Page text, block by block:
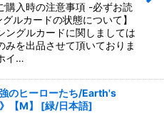
購入時の注意事項 -必ずお読
ルカードの状態について】
ングルカードに関しましては
みを出品させて頂いておりま
イ…
のヒーローたち/Earth's
【M】
[緑/日本語]